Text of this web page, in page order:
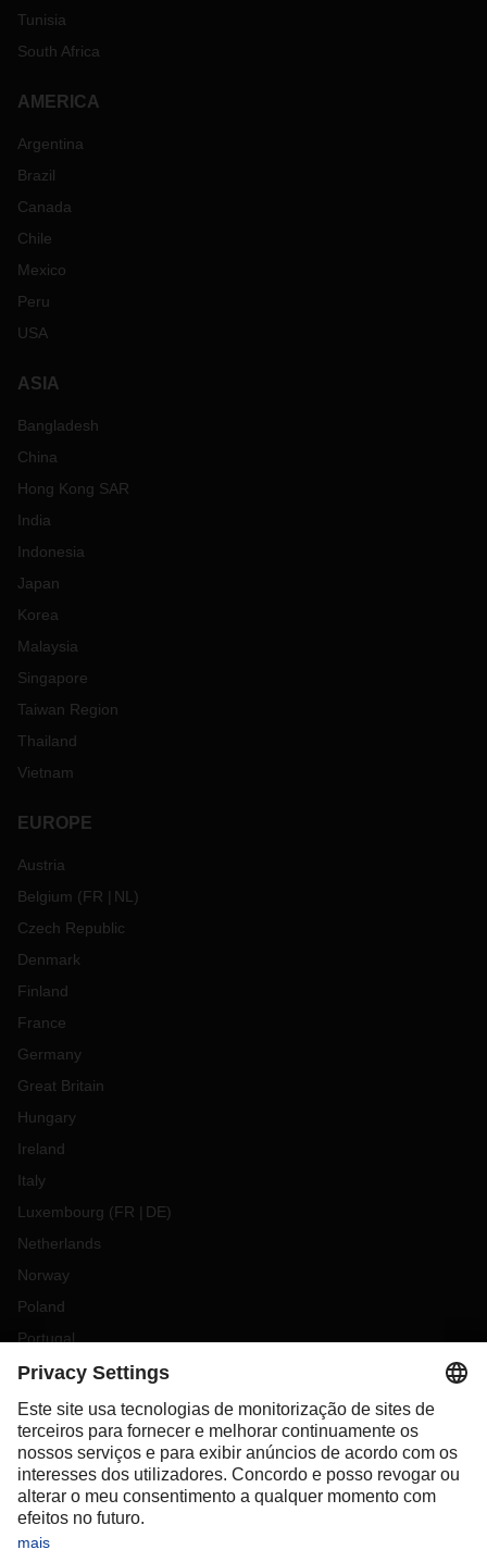
Tunisia
South Africa
AMERICA
Argentina
Brazil
Canada
Chile
Mexico
Peru
USA
ASIA
Bangladesh
China
Hong Kong SAR
India
Indonesia
Japan
Korea
Malaysia
Singapore
Taiwan Region
Thailand
Vietnam
EUROPE
Austria
Belgium (FR NL )
Czech Republic
Denmark
Finland
France
Germany
Great Britain
Hungary
Ireland
Italy
Luxembourg (FR DE)
Netherlands
Norway
Poland
Portugal
Romania
Slovakia
Spain
Sweden
Switzerland(DE FR)
Turkey